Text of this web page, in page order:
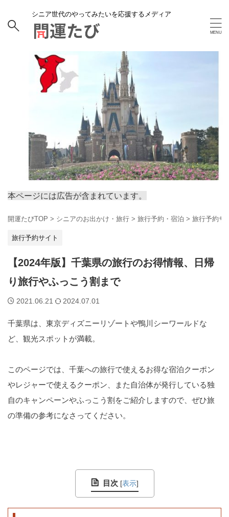
シニア世代のやってみたいを応援するメディア
本ページには広告が含まれています。
開運たびTOP > シニアのお出かけ・旅行 > 旅行予約・宿泊 > 旅行予約サ
旅行予約サイト
【2024年版】千葉県の旅行のお得情報、日帰
り旅行やふっこう割まで
2021.06.21 2024.07.01
千葉県は、東京ディズニーリゾートや鴨川シーワールドな
ど、観光スポットが満載。
このページでは、千葉への旅行で使えるお得な宿泊クーポン
やレジャーで使えるクーポン、また自治体が発行している独
自のキャンペーンやふっこう割をご紹介しますので、ぜひ旅
の準備の参考になさってください。
目次 [表示]